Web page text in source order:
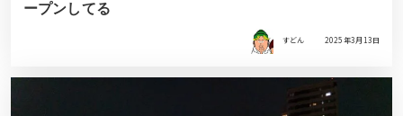
ープンしてる
すどん 2025年3月13日